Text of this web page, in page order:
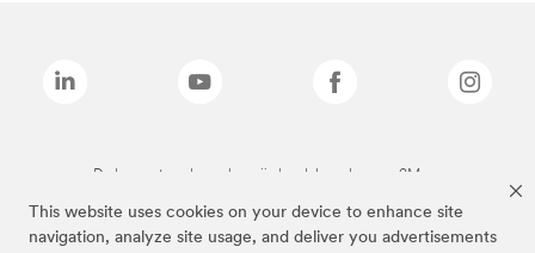
This website uses cookies on your device to enhance site
navigation, analyze site usage, and deliver you advertisements
De bovenstaande merken zijn handelsmerken van 3M.we